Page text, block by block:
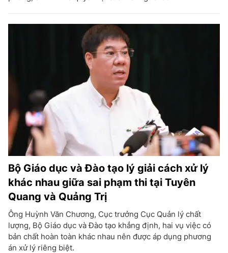
Bộ Giáo dục và Đào tạo lý giải cách xử lý
khác nhau giữa sai phạm thi tại Tuyên
Quang và Quảng Trị
Ông Huỳnh Văn Chương, Cục trưởng Cục Quản lý chất
lượng, Bộ Giáo dục và Đào tạo khẳng định, hai vụ việc có
bản chất hoàn toàn khác nhau nên được áp dụng phương
án xử lý riêng biệt.